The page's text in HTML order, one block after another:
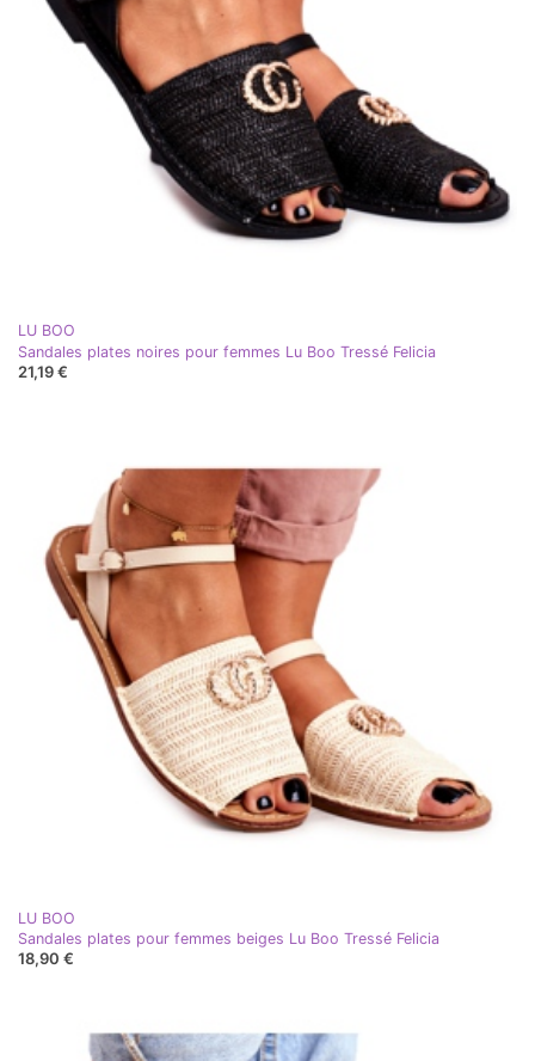
LU BOO
Sandales plates noires pour femmes Lu Boo Tressé Felicia
21,19 €
LU BOO
Sandales plates pour femmes beiges Lu Boo Tressé Felicia
18,90 €